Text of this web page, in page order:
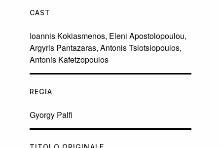
CAST
Ioannis Kokiasmenos, Eleni Apostolopoulou,
Argyris Pantazaras, Antonis Tsiotsiopoulos,
Antonis Kafetzopoulos
REGIA
Gyorgy Palfi